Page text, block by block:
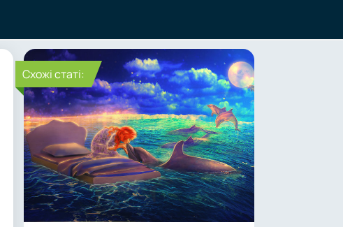
Cхожі статі: